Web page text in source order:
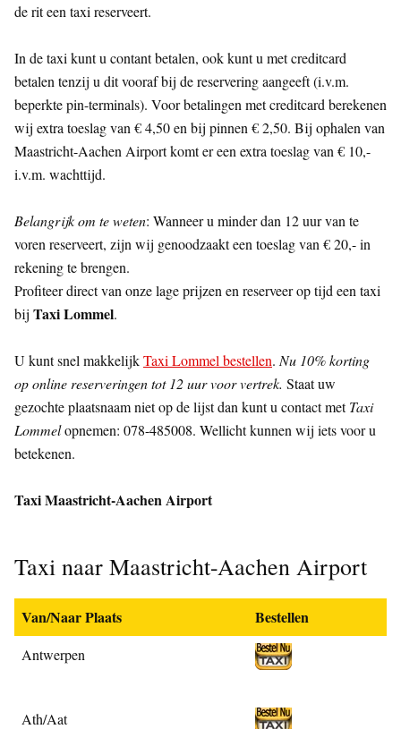
de rit een taxi reserveert.
In de taxi kunt u contant betalen, ook kunt u met creditcard
betalen tenzij u dit vooraf bij de reservering aangeeft (i.v.m.
beperkte pin-terminals). Voor betalingen met creditcard berekenen
wij extra toeslag van € 4,50 en bij pinnen € 2,50. Bij ophalen van
Maastricht-Aachen Airport komt er een extra toeslag van € 10,-
i.v.m. wachttijd.
Belangrijk om te weten: Wanneer u minder dan 12 uur van te
voren reserveert, zijn wij genoodzaakt een toeslag van € 20,- in
rekening te brengen.
Profiteer direct van onze lage prijzen en reserveer op tijd een taxi
bij Taxi Lommel.
U kunt snel makkelijkTaxi Lommel bestellen. Nu 10% korting
op online reserveringen tot 12 uur voor vertrek. Staat uw
gezochte plaatsnaam niet op de lijst dan kunt u contact metTaxi
Lommelopnemen: 078-485008. Wellicht kunnen wij iets voor u
betekenen.
Taxi Maastricht-Aachen Airport
Taxi naar Maastricht-Aachen Airport
Van/Naar Plaats Bestellen
Antwerpen
Ath/Aat